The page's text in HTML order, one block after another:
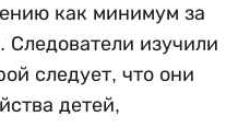
как минимум за
Следователи изучили
следует, что они
детей,